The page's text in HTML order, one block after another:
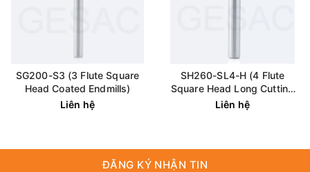
SG200-S3 (3 Flute Square
Head Coated Endmills)
Liên hệ
SH260-SL4-H (4 Flute
Square Head Long Cutting
Edge Coated Endmills)
Liên hệ
ĐĂNG KÝ NHẬN TIN